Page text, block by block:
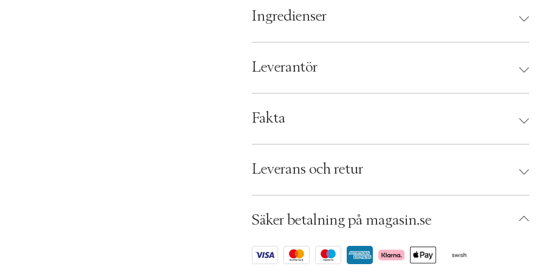
Ingredienser
OBS:
Leverantör
Fakta
EAN: 5712350501742
Leverans och retur
Säker betalning på magasin.se